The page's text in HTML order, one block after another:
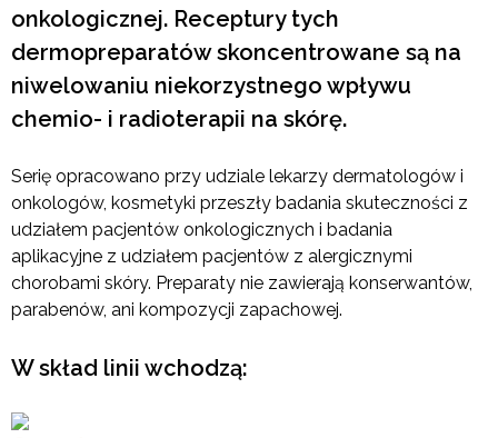
onkologicznej. Receptury tych
dermopreparatów skoncentrowane są na
niwelowaniu niekorzystnego wpływu
chemio- i radioterapii na skórę.
Serię opracowano przy udziale lekarzy dermatologów i
onkologów, kosmetyki przeszły badania skuteczności z
udziałem pacjentów onkologicznych i badania
aplikacyjne z udziałem pacjentów z alergicznymi
chorobami skóry. Preparaty nie zawierają konserwantów,
parabenów, ani kompozycji zapachowej.
W skład linii wchodzą: